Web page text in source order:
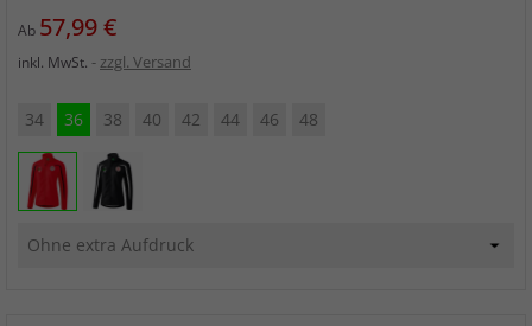
Ab Preis
57,99 €
inkl. MwSt. zzgl. Versand
34 36 38 40 42 44 46 48